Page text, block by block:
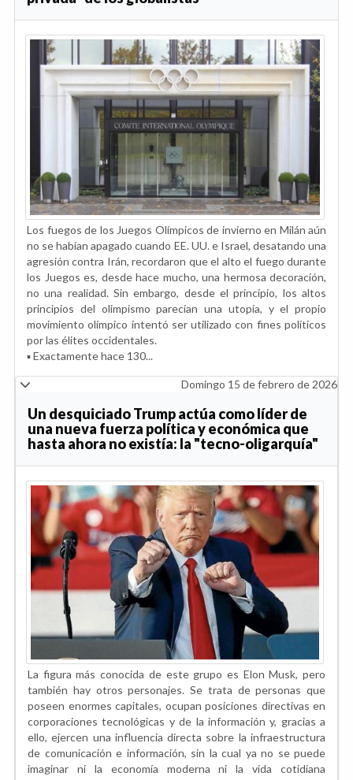
Los fuegos de los Juegos Olímpicos de invierno en Milán aún
no se habían apagado cuando EE. UU. e Israel, desatando una
agresión contra Irán, recordaron que el alto el fuego durante
los Juegos es, desde hace mucho, una hermosa decoración,
no una realidad. Sin embargo, desde el principio, los altos
principios del olimpismo parecían una utopía, y el propio
movimiento olímpico intentó ser utilizado con fines políticos
por las élites occidentales.
▪️ Exactamente hace 130...
Domingo 15 de febrero de 2026
Un desquiciado Trump actúa como líder de
una nueva fuerza política y económica que
hasta ahora no existía: la "tecno-oligarquía"
La figura más conocida de este grupo es Elon Musk, pero
también hay otros personajes. Se trata de personas que
poseen enormes capitales, ocupan posiciones directivas en
corporaciones tecnológicas y de la información y, gracias a
ello, ejercen una influencia directa sobre la infraestructura
de comunicación e información, sin la cual ya no se puede
imaginar ni la economía moderna ni la vida cotidiana